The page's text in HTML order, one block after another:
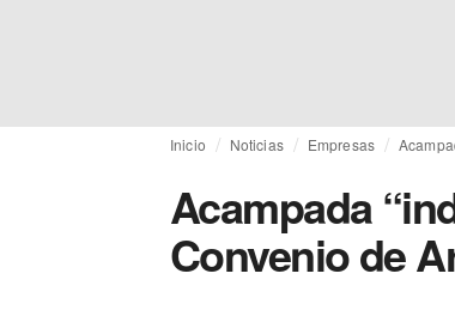
Inicio Noticias Empresas
Acampada
Convenio de